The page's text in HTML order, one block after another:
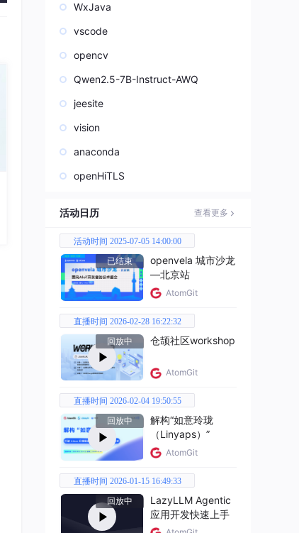
WxJava
vscode
opencv
Qwen2.5-7B-Instruct-AWQ
jeesite
vision
anaconda
openHiTLS
活动日历 查看更多
活动时间 2025-07-05 14:00:00
已结束
openvela 城市沙龙
—北京站
AtomGit
直播时间 2026-02-28 16:22:32
回放中
仓颉社区workshop
AtomGit
直播时间 2026-02-04 19:50:55
回放中
解构“如意玲珑
（Linyaps）”
AtomGit
直播时间 2026-01-15 16:49:33
回放中
LazyLLM Agentic
应用开发快速上手